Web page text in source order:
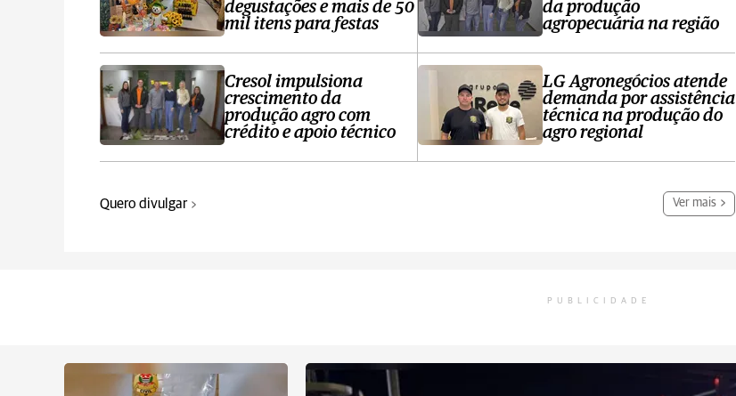
degustações e mais de 50
mil itens para festas
Cresol impulsiona
crescimento da
produção agro com
crédito e apoio técnico
da produção
agropecuária na região
LG Agronegócios atende
demanda por assistência
técnica na produção do
agro regional
Quero divulgar Ver mais
PUBLICIDADE